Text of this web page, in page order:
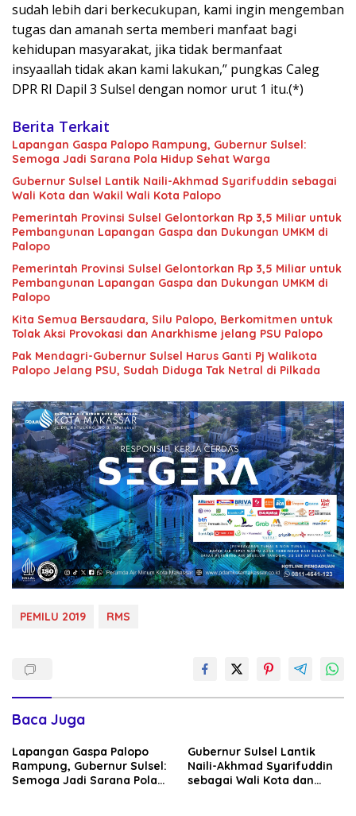
sudah lebih dari berkecukupan, kami ingin mengemban
tugas dan amanah serta memberi manfaat bagi
kehidupan masyarakat, jika tidak bermanfaat
insyaallah tidak akan kami lakukan,” pungkas Caleg
DPR RI Dapil 3 Sulsel dengan nomor urut 1 itu.(*)
Berita Terkait
Lapangan Gaspa Palopo Rampung, Gubernur Sulsel:
Semoga Jadi Sarana Pola Hidup Sehat Warga
Gubernur Sulsel Lantik Naili-Akhmad Syarifuddin sebagai
Wali Kota dan Wakil Wali Kota Palopo
Pemerintah Provinsi Sulsel Gelontorkan Rp 3,5 Miliar untuk
Pembangunan Lapangan Gaspa dan Dukungan UMKM di
Palopo
Pemerintah Provinsi Sulsel Gelontorkan Rp 3,5 Miliar untuk
Pembangunan Lapangan Gaspa dan Dukungan UMKM di
Palopo
Kita Semua Bersaudara, Silu Palopo, Berkomitmen untuk
Tolak Aksi Provokasi dan Anarkhisme jelang PSU Palopo
Pak Mendagri-Gubernur Sulsel Harus Ganti Pj Walikota
Palopo Jelang PSU, Sudah Diduga Tak Netral di Pilkada
PEMILU 2019 RMS
Baca Juga
Lapangan Gaspa Palopo
Rampung, Gubernur Sulsel:
Semoga Jadi Sarana Pola
Gubernur Sulsel Lantik
Naili-Akhmad Syarifuddin
sebagai Wali Kota dan